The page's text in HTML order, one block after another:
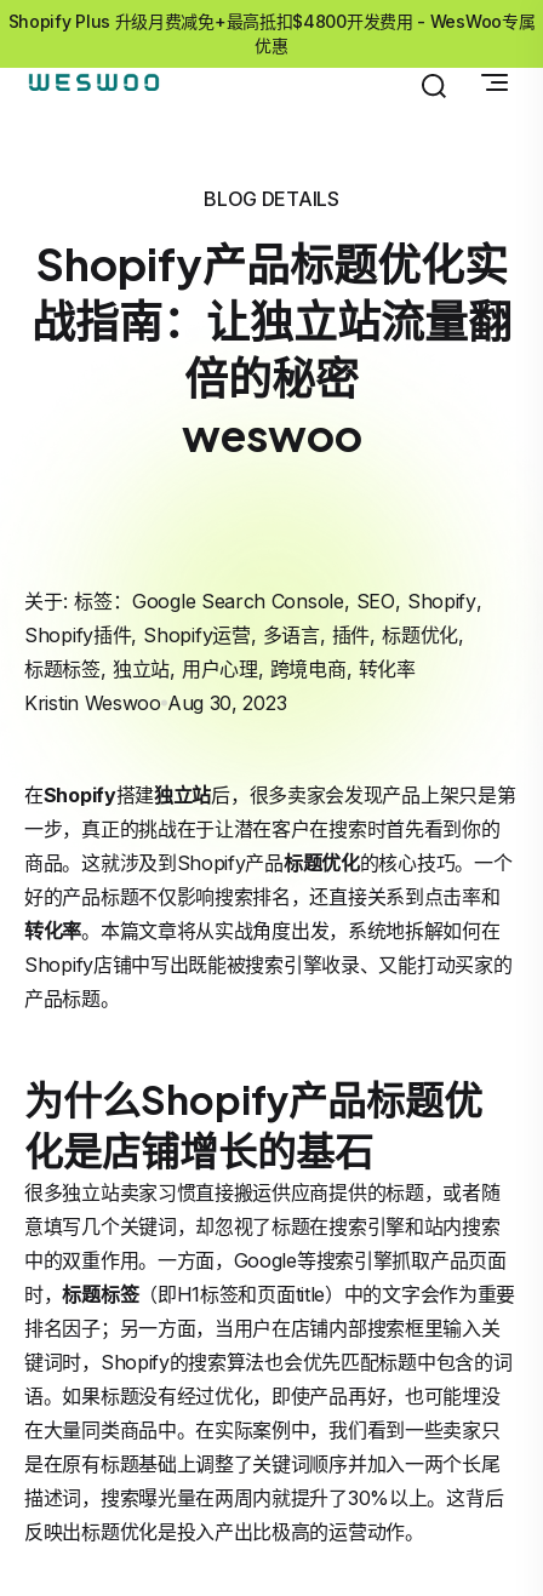
Shopify Plus 升级月费减免+最高抵扣$4800开发费用 - WesWoo专属
优惠
BLOG DETAILS
Shopify产品标题优化实
战指南：让独立站流量翻
倍的秘密
weswoo
关于: 标签： Google Search Console, SEO, Shopify,
Shopify插件, Shopify运营, 多语言, 插件,标题优化,
标题标签, 独立站, 用户心理, 跨境电商, 转化率
Kristin Weswoo Aug 30, 2023
在Shopify搭建独立站后，很多卖家会发现产品上架只是第
一步，真正的挑战在于让潜在客户在搜索时首先看到你的
商品。这就涉及到Shopify产品标题优化的核心技巧。一个
好的产品标题不仅影响搜索排名，还直接关系到点击率和
转化率。本篇文章将从实战角度出发，系统地拆解如何在
Shopify店铺中写出既能被搜索引擎收录、又能打动买家的
产品标题。
为什么Shopify产品标题优
化是店铺增长的基石
很多独立站卖家习惯直接搬运供应商提供的标题，或者随
意填写几个关键词，却忽视了标题在搜索引擎和站内搜索
中的双重作用。一方面，Google等搜索引擎抓取产品页面
时，标题标签（即H1标签和页面title）中的文字会作为重要
排名因子；另一方面，当用户在店铺内部搜索框里输入关
键词时，Shopify的搜索算法也会优先匹配标题中包含的词
语。如果标题没有经过优化，即使产品再好，也可能埋没
在大量同类商品中。在实际案例中，我们看到一些卖家只
是在原有标题基础上调整了关键词顺序并加入一两个长尾
描述词，搜索曝光量在两周内就提升了30%以上。这背后
反映出标题优化是投入产出比极高的运营动作。